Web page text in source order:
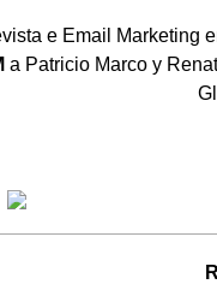
e Email Marketing
a Patricio Marco y